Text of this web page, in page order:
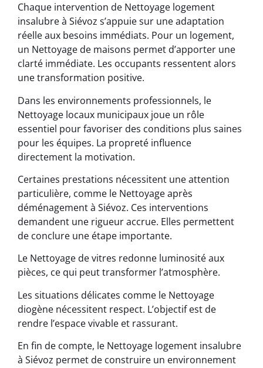
Chaque intervention de Nettoyage logement
insalubre à Siévoz s’appuie sur une adaptation
réelle aux besoins immédiats. Pour un logement,
un Nettoyage de maisons permet d’apporter une
clarté immédiate. Les occupants ressentent alors
une transformation positive.
Dans les environnements professionnels, le
Nettoyage locaux municipaux joue un rôle
essentiel pour favoriser des conditions plus saines
pour les équipes. La propreté influence
directement la motivation.
Certaines prestations nécessitent une attention
particulière, comme le Nettoyage après
déménagement à Siévoz. Ces interventions
demandent une rigueur accrue. Elles permettent
de conclure une étape importante.
Le Nettoyage de vitres redonne luminosité aux
pièces, ce qui peut transformer l’atmosphère.
Les situations délicates comme le Nettoyage
diogène nécessitent respect. L’objectif est de
rendre l’espace vivable et rassurant.
En fin de compte, le Nettoyage logement insalubre
à Siévoz permet de construire un environnement